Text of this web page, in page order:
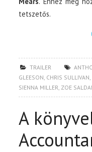
tetszetős.
TRAILER
GLEESON CHRIS SULLIVAN
SIENNA MILLER ZOE
A